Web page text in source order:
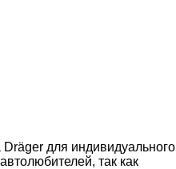
для индивидуального
так как